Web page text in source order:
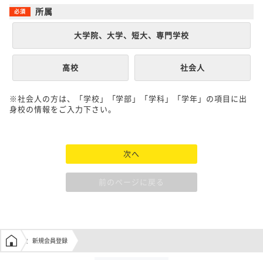
所属
大学院、大学、短大、専門学校
高校 社会人
※社会人の方は、「学校」「学部」「学科」「学年」の項目に出
身校の情報をご入力下さい。
次へ
前のページに戻る
学生の窓口トップ
新規会員登録